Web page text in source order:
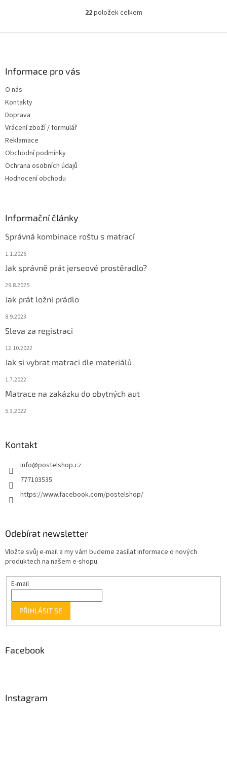
pěna s esenciálním
levandulovým olejem, který
O
l
22položek celkem
Informace pro vás
O nás
Kontakty
Doprava
Vrácení zboží / formulář
Reklamace
Obchodní podmínky
Ochrana osobních údajů
Hodnocení obchodu
Informační články
Správná kombinace roštu s matrací
1.1.2026
Jak správně prát jerseové prostěradlo?
29.8.2025
Jak prát ložní prádlo
8.9.2023
Sleva za registraci
12.10.2022
Jak si vybrat matraci dle materiálů
1.7.2022
Matrace na zakázku do obytných aut
5.3.2022
Kontakt
info@postelshop.cz
777103535
https://www.facebook.com/postelshop/
Odebírat newsletter
Vložte svůj e-mail a my vám budeme zasílat informace o nových
produktech na našem e-shopu.
E-mail
PŘIHLÁSIT SE
Facebook
Instagram